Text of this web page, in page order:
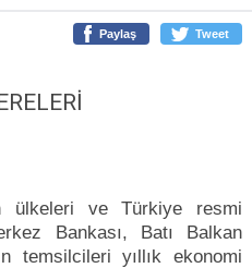
Paylaş Tweet
ve Türkiye resmi
Bankası, Batı Balkan
temsilcileri yıllık ekonomi